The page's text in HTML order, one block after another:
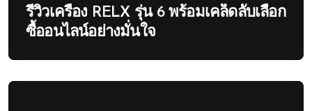
รีวิวเครื่อง RELX รุ่น 6 พร้อมเคล็ดลับเลือก
ซื้ออนไลน์อย่างมั่นใจ